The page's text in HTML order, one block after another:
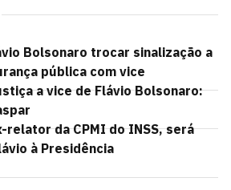
Bolsonaro trocar sinalização a
pública com vice
a vice de Flávio Bolsonaro:
relator da CPMI do INSS, será
à Presidência